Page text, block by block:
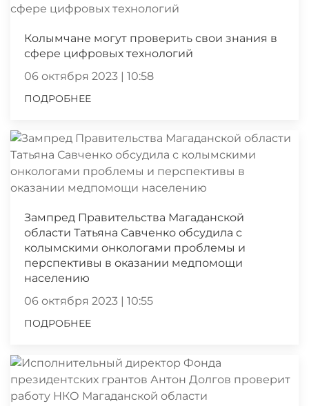
Колымчане могут проверить свои знания в
сфере цифровых технологий
06 октября 2023 | 10:58
ПОДРОБНЕЕ
Зампред Правительства Магаданской
области Татьяна Савченко обсудила с
колымскими онкологами проблемы и
перспективы в оказании медпомощи
населению
06 октября 2023 | 10:55
ПОДРОБНЕЕ